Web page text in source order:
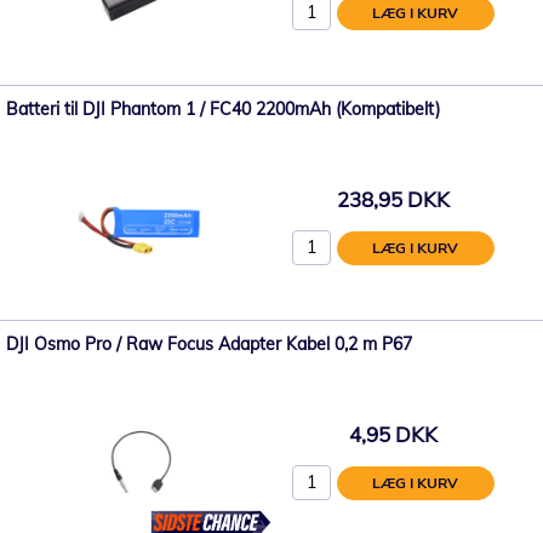
LÆG I KURV
Batteri til DJI Phantom 1 / FC40 2200mAh (Kompatibelt)
238,95 DKK
LÆG I KURV
DJI Osmo Pro / Raw Focus Adapter Kabel 0,2 m P67
4,95 DKK
LÆG I KURV